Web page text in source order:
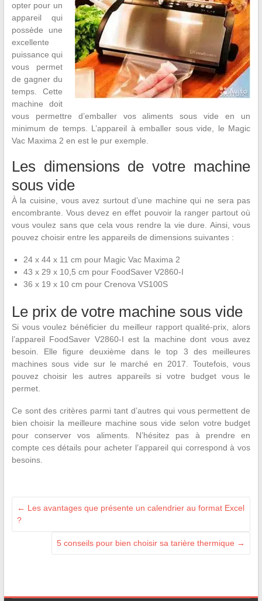
opter pour un
appareil qui
possède une
excellente
puissance qui
vous permet
de gagner du
temps. Cette
machine doit
vous permettre d’emballer vos aliments sous vide en un
minimum de temps. L’appareil à emballer sous vide, le Magic
Vac Maxima 2 en est le pur exemple.
Les dimensions de votre machine
sous vide
À la cuisine, vous avez surtout d’une machine qui ne sera pas
encombrante. Vous devez en effet pouvoir la ranger partout où
vous voulez sans que cela vous rendre la vie dure. Ainsi, vous
pouvez choisir entre les appareils de dimensions suivantes :
24 x 44 x 11 cm pour Magic Vac Maxima 2
43 x 29 x 10,5 cm pour FoodSaver V2860-I
36 x 19 x 10 cm pour Crenova VS100S
Le prix de votre machine sous vide
Si vous voulez bénéficier du meilleur rapport qualité-prix, alors
l’appareil FoodSaver V2860-I est la machine dont vous avez
besoin. Elle figure deuxième dans le top 3 des meilleures
machines sous vide sur le marché en 2017. Toutefois, vous
pouvez choisir les autres appareils si votre budget vous le
permet.
Ce sont des critères parmi tant d’autres qui vous permettent de
bien choisir la meilleure machine sous vide selon votre budget
pour conserver vos aliments. N’hésitez pas à prendre en
compte ces détails pour acheter l’appareil qui correspond à vos
besoins.
← Les avantages que présente un calendrier au format Excel
?
5 conseils pour bien choisir sa tarière thermique →